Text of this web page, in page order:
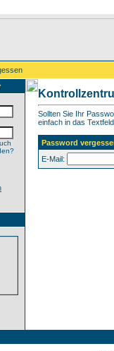
Sollten Sie Ihr
einfach in das
Password
E-Mail: